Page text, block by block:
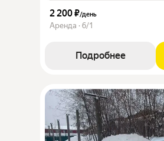
2 200 ₽/день
Аренда · 6/1
Подробнее